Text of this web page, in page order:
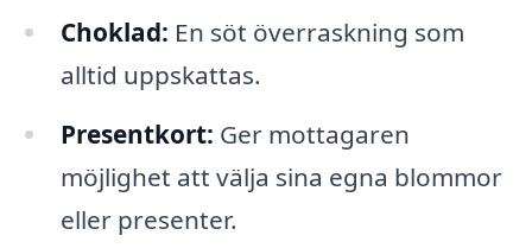
Choklad: En söt överraskning som
alltid uppskattas.
Presentkort: Ger mottagaren
möjlighet att välja sina egna blommor
eller presenter.